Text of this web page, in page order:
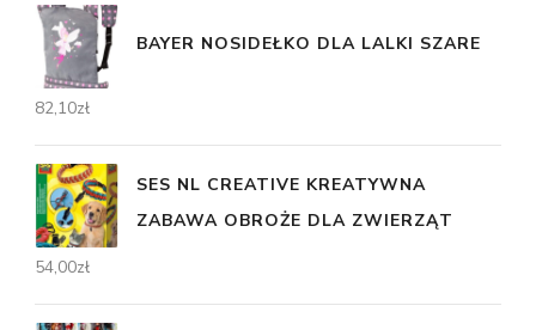
BAYER NOSIDEŁKO DLA LALKI SZARE
82,10zł
SES NL CREATIVE KREATYWNA
ZABAWA OBROŻE DLA ZWIERZĄT
54,00zł